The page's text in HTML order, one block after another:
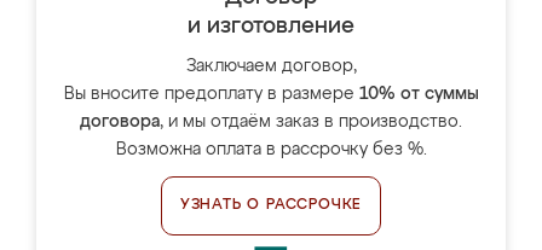
и изготовление
Заключаем договор,
Вы вносите предоплату в размере 10% от суммы
договора, и мы отдаём заказ в производство.
Возможна оплата в рассрочку без %.
УЗНАТЬ О РАССРОЧКЕ